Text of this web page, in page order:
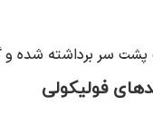
سر برداشته شده و